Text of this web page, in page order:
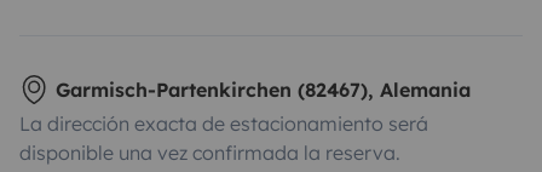
Garmisch-Partenkirchen (82467), Alemania
La dirección exacta de estacionamiento será
disponible una vez confirmada la reserva.